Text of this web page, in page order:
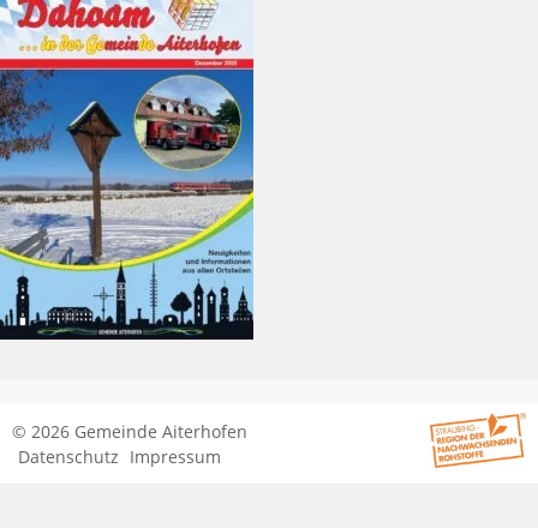
© 2026 Gemeinde Aiterhofen
Datenschutz Impressum